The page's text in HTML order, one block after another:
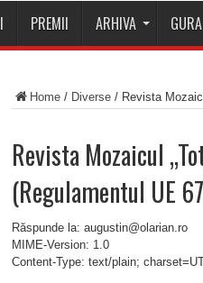
PREMII ARHIVA
Home / Diverse / Revista
Revista Mozaicul
(Regulamentul UE
Răspunde la: augustin@olarian.ro
MIME-Version: 1.0
Content-Type: text/plain;